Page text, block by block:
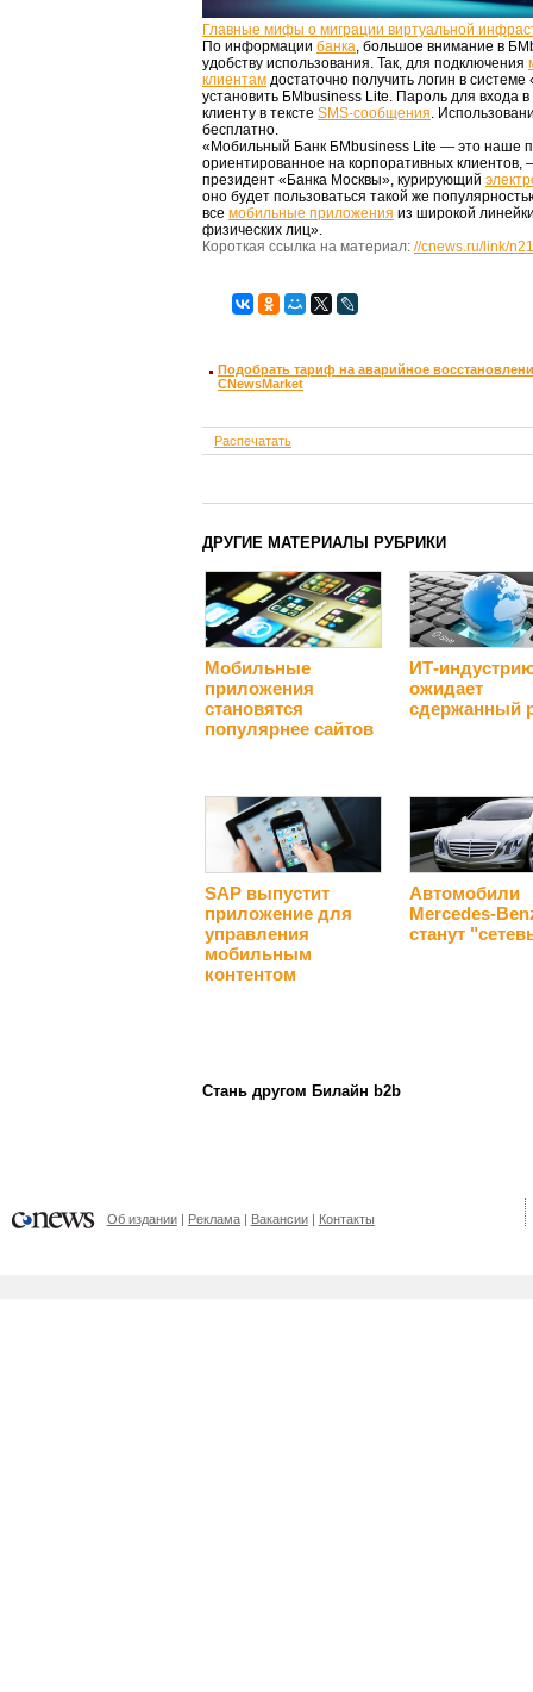
Главные мифы о миграции виртуальной
По информации банка, большое внимание в
удобству использования. Так, для подключения
клиентам достаточно получить логин в
установить БМbusiness Lite. Пароль для входа
клиенту в тексте SMS-сообщения.
бесплатно.
«Мобильный Банк БМbusiness Lite — это наше
ориентированное на корпоративных клиентов,
президент «Банка Москвы», курирующий
оно будет пользоваться такой же
все мобильные приложения из широкой
физических лиц».
Короткая ссылка на материал: //cnews.ru/link/
Подобрать тариф на аварийное
CNewsMarket
Распечатать
ДРУГИЕ МАТЕРИАЛЫ РУБРИКИ
Мобильные
приложения
становятся
популярнее сайтов
ИТ-
ожидает
сдержанный
SAP выпустит
приложение для
управления
мобильным
контентом
Автомобили
Mercedes-
станут
Стань другом Билайн b2b
Об издании Реклама Вакансии Контакты